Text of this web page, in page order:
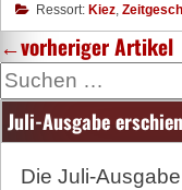
Ressort: Kiez
←vorheriger Artikel
Suche
Juli-Ausgabe
Die Juli-